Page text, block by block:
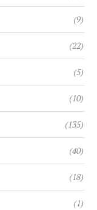
(9)
(22)
(5)
(10)
(135)
(40)
(18)
(1)